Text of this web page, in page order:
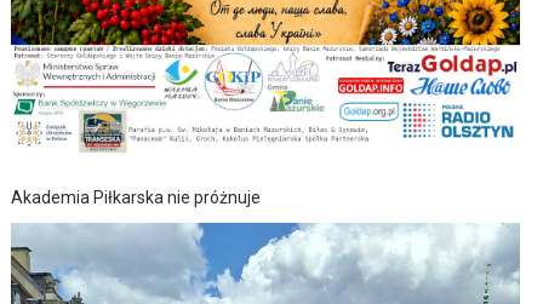
Akademia Piłkarska nie próżnuje